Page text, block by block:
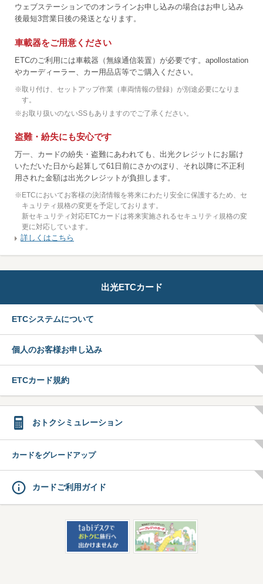
ウェブステーションでのオンラインお申し込みの場合はお申し込み
後最短3営業日後の発送となります。
車載器をご用意ください
ETCのご利用には車載器（無線通信装置）が必要です。apollostation
やカーディーラー、カー用品店等でご購入ください。
※取り付け、セットアップ作業（車両情報の登録）が別途必要になりま
す。
※お取り扱いのないSSもありますのでご了承ください。
盗難・紛失にも安心です
万一、カードの紛失・盗難にあわれても、出光クレジットにお届け
いただいた日から起算して61日前にさかのぼり、それ以降に不正利
用された金額は出光クレジットが負担します。
※ ETCにおいてお客様の決済情報を将来にわたり安全に保護するため、セ
キュリティ規格の変更を予定しております。
新セキュリティ対応ETCカードは将来実施されるセキュリティ規格の変
更に対応しています。
詳しくはこちら
出光ETCカード
ETCシステムについて
個人のお客様お申し込み
ETCカード規約
おトクシミュレーション
カードをグレードアップ
カードご利用ガイド